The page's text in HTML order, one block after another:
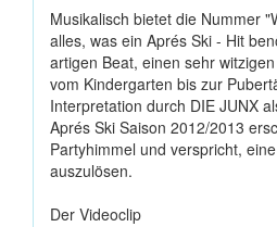
Musikalisch bietet die Nummer
alles, was ein Aprés Ski - Hit
artigen Beat, einen sehr
vom Kindergarten bis zur
Interpretation durch DIE JUNX
Aprés Ski Saison 2012/2013
Partyhimmel und verspricht,
auszulösen.
Der Videoclip